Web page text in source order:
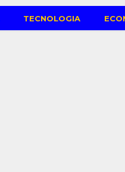
TECNOLOGIA